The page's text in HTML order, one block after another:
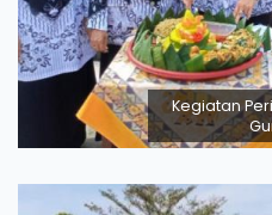
Kegiatan